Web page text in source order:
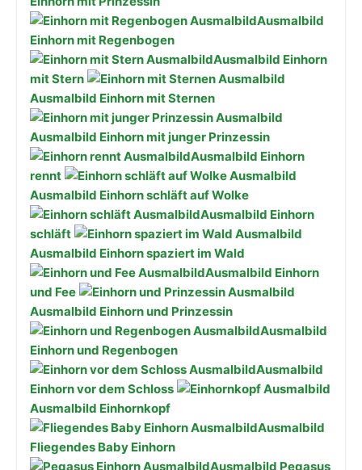
Ausmalbild
Einhorn mit Regenbogen
Ausmalbild Einhorn
mit Stern
Ausmalbild Einhorn mit Sternen
Ausmalbild Einhorn mit junger Prinzessin
Ausmalbild Einhorn
rennt
Ausmalbild Einhorn schläft auf Wolke
Ausmalbild Einhorn
schläft
Ausmalbild Einhorn spaziert im Wald
Ausmalbild Einhorn
und Fee
Ausmalbild Einhorn und Prinzessin
Ausmalbild
Einhorn und Regenbogen
Ausmalbild
Einhorn vor dem Schloss
Ausmalbild Einhornkopf
Ausmalbild
Fliegendes Baby Einhorn
Ausmalbild Pegasus